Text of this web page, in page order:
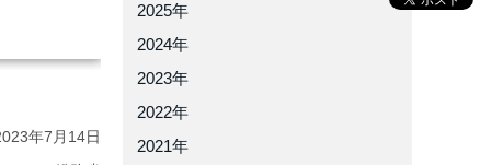
年7月14日
2025年
2024年
2023年
2022年
2021年